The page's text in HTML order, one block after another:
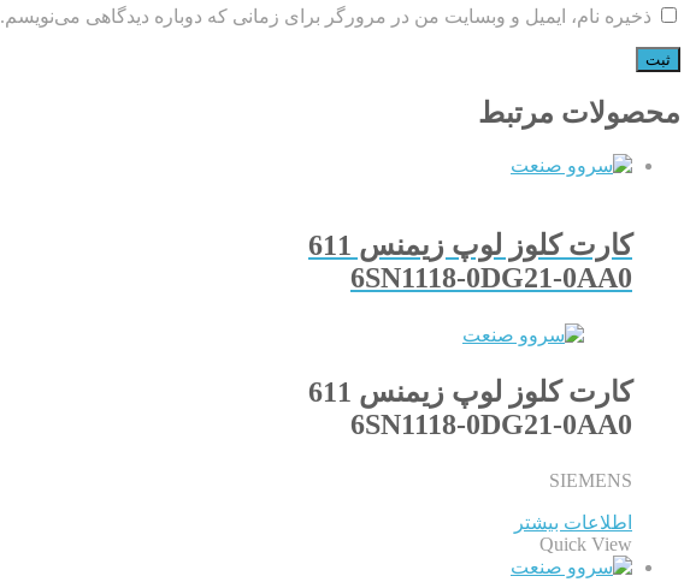
ذخیره نام، ایمیل و وبسایت من در مرورگر برای زمانی که دوباره دیدگاهی می‌نویسم.
محصولات مرتبط
کارت کلوز لوپ زیمنس 611
6SN1118-0DG21-0AA0
کارت کلوز لوپ زیمنس 611
6SN1118-0DG21-0AA0
SIEMENS
اطلاعات بیشتر
Quick View